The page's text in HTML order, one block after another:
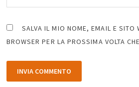
SALVA IL MIO NOME, EMAIL E SITO
BROWSER PER LA PROSSIMA VOLTA